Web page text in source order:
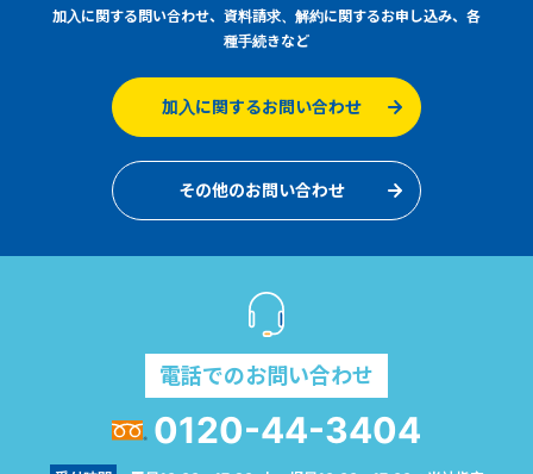
加入に関する問い合わせ、資料請求、解約に関するお申し込み、各
種手続きなど
加入に関するお問い合わせ
その他のお問い合わせ
電話でのお問い合わせ
0120-44-3404